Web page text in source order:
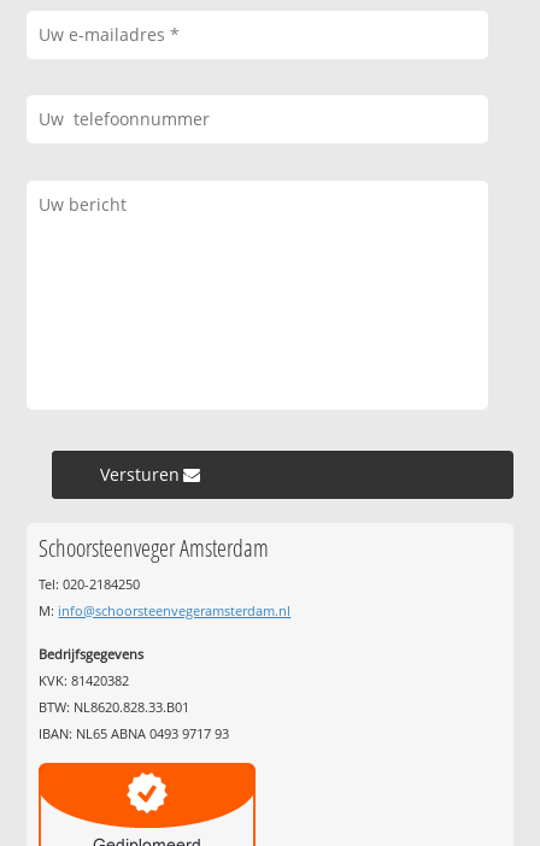
Versturen »
Schoorsteenveger Amsterdam
Tel: 020-2184250
M: info@schoorsteenvegeramsterdam.nl
Bedrijfsgegevens
KVK: 81420382
BTW: NL8620.828.33.B01
IBAN: NL65 ABNA 0493 9717 93